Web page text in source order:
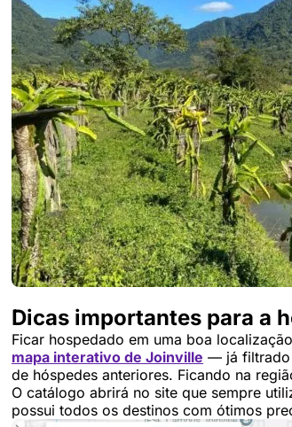
Dicas importantes para a
Ficar hospedado em uma boa
mapa interativo de Joinville — já filtrado
de hóspedes anteriores. Ficando na
O catálogo abrirá no site que sempre
possui todos os destinos com ótimos